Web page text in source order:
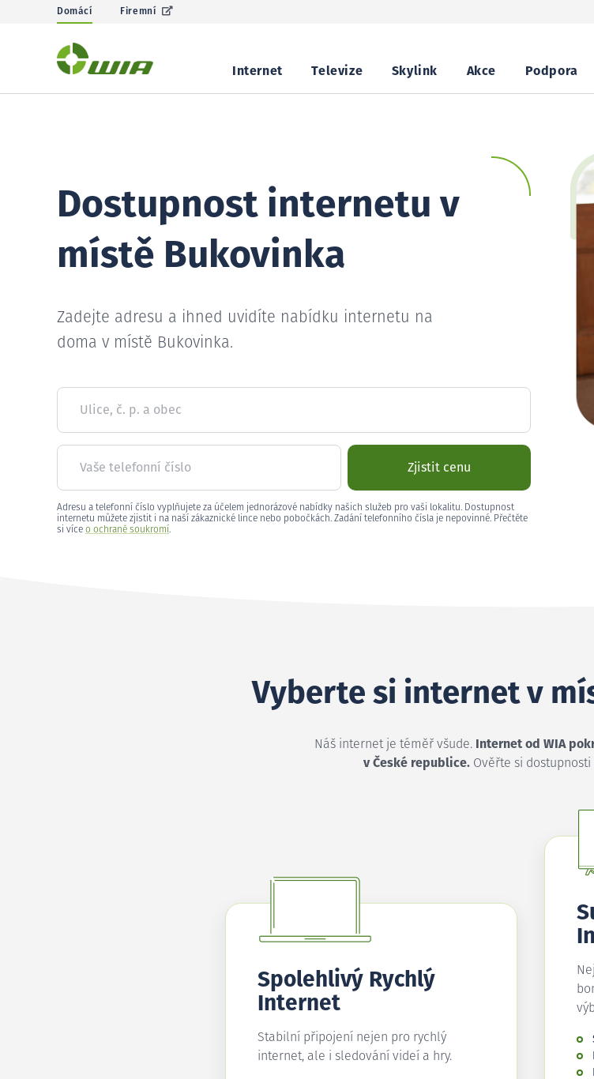
Domácí Firemní
Internet Televize Skylink Akce Podpora
Dostupnost internetu v
místě Bukovinka
Zadejte adresu a ihned uvidíte nabídku internetu na
doma v místě Bukovinka.
Ulice, č. p. a obec
Vaše telefonní číslo Zjistit cenu
Adresu a telefonní číslo vyplňujete za účelem jednorázové nabídky našich služeb pro vaši lokalitu. Dostupnost
internetu můžete zjistit i na naší zákaznické lince nebo pobočkách. Zadání telefonního čísla je nepovinné. Přečtěte
si více o ochraně soukromí.
Vyberte si internet v
Náš internet je téměř všude.
Internet od WIA
v České republice. Ověřte si
Spolehlivý Rychlý
Internet
Stabilní připojení nejen pro rychlý
internet, ale i sledování videí a hry.